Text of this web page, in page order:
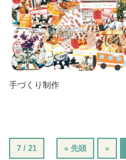
手づくり制作
7 / 21 « 先頭 «